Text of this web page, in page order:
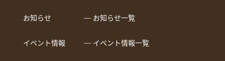
お知らせ ― お知らせ一覧
イベント情報 ― イベント情報一覧